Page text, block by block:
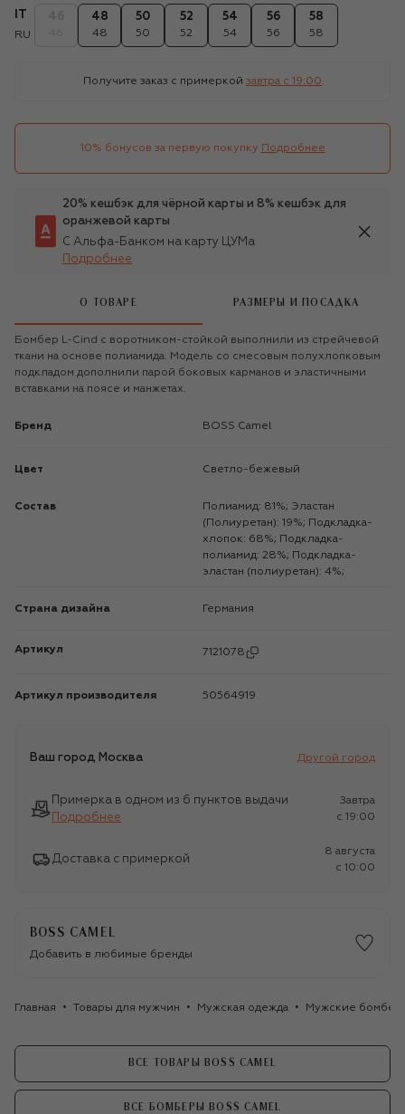
RU
48
48
50
50
52
52
54
54
56
56
58
58
Получите заказ с примеркой завтра c 19:00
10% бонусов за первую покупку Подробнее
20% кешбэк для чёрной карты и 8% кешбэк для
оранжевой карты
С Альфа-Банком на карту ЦУМа
Подробнее
О ТОВАРЕ РАЗМЕРЫ И ПОСАДКА
Бомбер L-Cind с воротником-стойкой выполнили из стрейчевой
ткани на основе полиамида. Модель со смесовым полухлопковым
подкладом дополнили парой боковых карманов и эластичными
вставками на поясе и манжетах.
Бренд BOSS Camel
Цвет Светло-бежевый
Состав
Полиамид: 81%; Эластан
(Полиуретан): 19%; Подкладка-
хлопок: 68%; Подкладка-
полиамид: 28%; Подкладка-
эластан (полиуретан): 4%;
Страна дизайна Германия
Артикул 7121078
Артикул производителя 50564919
Ваш город Москва Другой город
Примерка в одном из 6 пунктов выдачи
Подробнее
Завтра
c 19:00
Доставка с примеркой
8 августа
c 10:00
BOSS CAMEL
Добавить в любимые бренды
Главная Товары для мужчин Мужская одежда Мужские
ВСЕ ТОВАРЫ BOSS CAMEL
ВСЕ БОМБЕРЫ BOSS CAMEL